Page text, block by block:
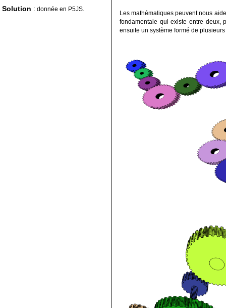
Solution : donnée en P5JS.
Les mathématiques peuvent nous
fondamentale qui existe entre deux,
ensuite un système formé de